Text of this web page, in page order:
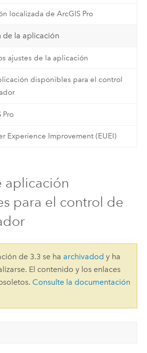
localizada de ArcGIS Pro
la aplicación
ajustes de la aplicación
disponibles para el control
Pro
Experience Improvement (EUEI)
aplicación
para el control de
de 3.3 se ha archivadod y ha
El contenido y los enlaces
Consulte la documentación